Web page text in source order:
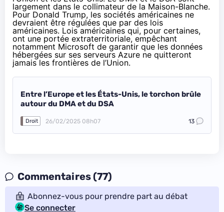
largement dans le collimateur de la Maison-Blanche.
Pour Donald Trump, les sociétés américaines ne
devraient être régulées que par des lois
américaines. Lois américaines qui, pour certaines,
ont une portée extraterritoriale, empêchant
notamment Microsoft de garantir que les données
hébergées sur ses serveurs Azure ne quitteront
jamais les frontières de l’Union.
Entre l’Europe et les États-Unis, le torchon brûle
autour du DMA et du DSA
Droit 26/02/2025 08h07 13
Commentaires (77)
Abonnez-vous pour prendre part au débat
Se connecter